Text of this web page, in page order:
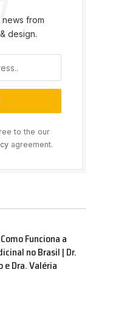
from
design.
to the our
agreement.
Funciona a
no Brasil | Dr.
e Dra. Valéria